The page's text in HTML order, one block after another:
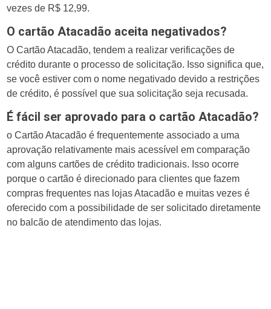
vezes de R$ 12,99.
O cartão Atacadão aceita negativados?
O Cartão Atacadão, tendem a realizar verificações de
crédito durante o processo de solicitação. Isso significa que,
se você estiver com o nome negativado devido a restrições
de crédito, é possível que sua solicitação seja recusada.
É fácil ser aprovado para o cartão Atacadão?
o Cartão Atacadão é frequentemente associado a uma
aprovação relativamente mais acessível em comparação
com alguns cartões de crédito tradicionais. Isso ocorre
porque o cartão é direcionado para clientes que fazem
compras frequentes nas lojas Atacadão e muitas vezes é
oferecido com a possibilidade de ser solicitado diretamente
no balcão de atendimento das lojas.